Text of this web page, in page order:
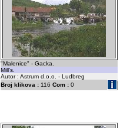
"Malenice" - Gacka.
Mill's.
Autor : Astrum d.o.o. - Ludbreg
Broj klikova :116 Com :0